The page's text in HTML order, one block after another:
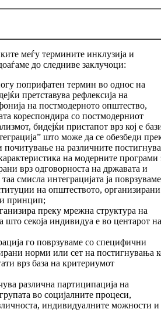
меѓу термините инклузија и
до следниве заклучоци:
поприфатен термин во однос на
претставува рефлексија на
на постмодерното општество,
кореспондира со постмодерниот
бидејќи пристапот врз кој е
што може да се обезбеди
почитување на различните
на модерните програми
врз одговорноста на државата и
смисла интеграцијата ја
на општеството, организирани
принцип;
преку мрежна структура на
што секоја индивидуа е во центарот на
го поврзуваме со специфични
норми или сет на постигнувања
врз база на критериумот
различна партиципација на
во социјалните процеси,
индивидуалните можности и